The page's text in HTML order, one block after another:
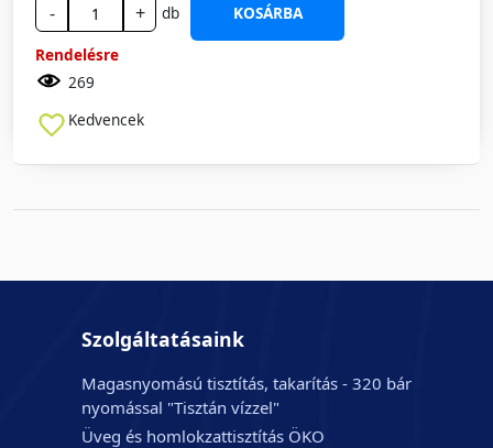
- + db
KOSÁRBA
Rendelésre
269
Kedvencek
Szolgáltatásaink
Magasnyomású tisztítás, takarítás - 320 bár
nyomással "Tisztán vízzel"
Üveg és homlokzattisztítás ÖKO